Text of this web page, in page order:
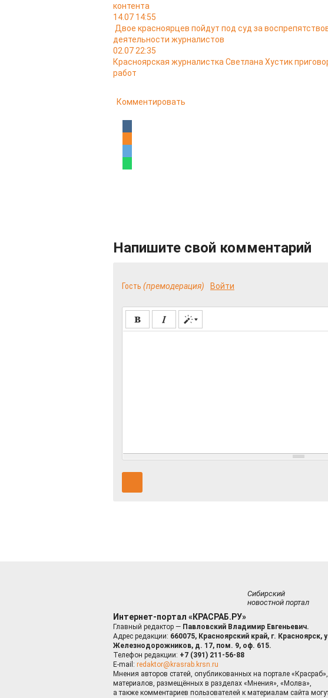
контента
14.07 14:55
Двое красноярцев пойдут под суд за
деятельности журналистов
02.07 22:35
Красноярская журналистка Светлана Хустик
работ
Комментировать
Напишите свой комментарий
Гость (премодерация) Войти
Сибирский
новостной портал
Интернет-портал «КРАСРАБ.РУ»
Главный редактор — Павловский Владимир Евгеньевич.
Адрес редакции: 660075, Красноярский край, г. Красноярск,
Железнодорожников, д. 17, пом. 9, оф. 615.
Телефон редакции: +7 (391) 211-56-88
E-mail: redaktor@krasrab.krsn.ru
Мнения авторов статей, опубликованных на портале «Красраб»,
материалов, размещённых в разделах «Мнения», «Молва»,
а также комментариев пользователей к материалам сайта